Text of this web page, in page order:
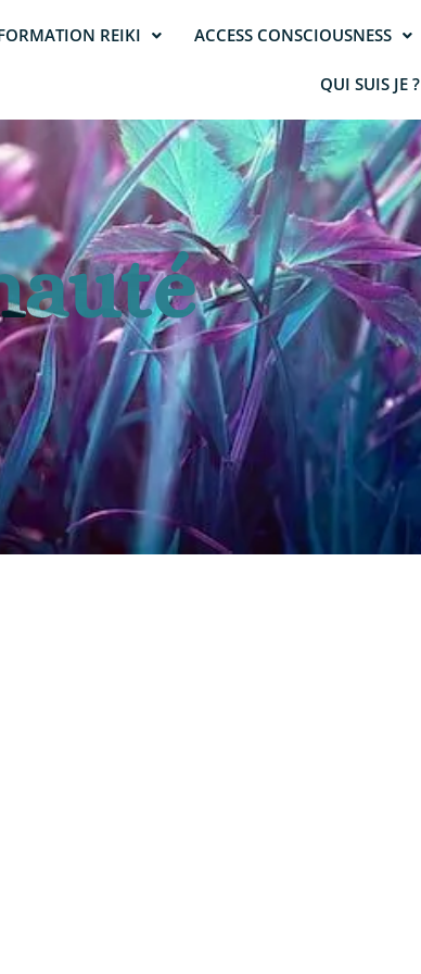
REIKI ACCESS CONSCIOUSNESS
QUI SUIS JE ?